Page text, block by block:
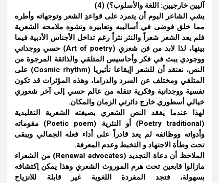
آليين خارجيين: اللغة والأسلوب؟) (4)
يشي الشاعر اليوم أن يتمرد على قواعدِ الشعر وتوجهاته وأطره
مما خلق فوضى في أساليبه وتعابيره وتشوه ملامحه الشعرية
فلم يعد الشعر شعراً والنثر نثراً رغم تداخل الأجناس الأدبية فيما
بينها، لذا لابد من فن شعري (Art of poetry) حسي ووجداني
ووجودي يبث في فكر وأحاسيس المتلقي والذائقة المرجوة من
النص، نعتقد أن للشعر اإيقاعا تأثيريا (Cosmic rhythm) على
المتلقي ومختلف عن السرد والدراما، وهذه المؤثرات قد تكون
نفسية ووجدانية وفكرية تنقله من عالم حسي إلى آخر شعوري
خيالي أسطوري خارج دائرتي الزمان والمكان.
لهذا عندما يفقد النص الشعري بصيغته الشعرية التقليدية
(Poetry traditional) أو النثرية (Poetic poem) مقوماته
وأدواته ووظائفه لم يعد قادراً على أداء فعله الجمالي ويبقى
تحت وطأة الاجتهاد و التخبط وعدم المعرفة.
الملاحظ أن دعاة التجديد (Renewal advocates) من الشعراء
مازالوا قابعين تحت هرم الموروث الشعري وهذا يمكن اِكتشافه
بسهولة، فتجد المفردة اللغوية غير قابلة للانزياح